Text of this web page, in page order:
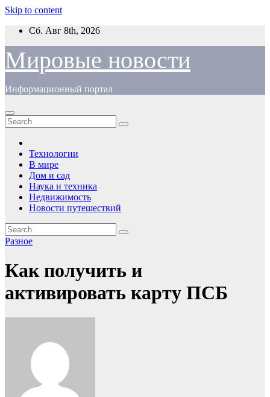
Skip to content
Сб. Авг 8th, 2026
Мировые новости
Информационный портал
Технологии
В мире
Дом и сад
Наука и техника
Недвижимость
Новости путешествий
Разное
Как получить и
активировать карту ПСБ